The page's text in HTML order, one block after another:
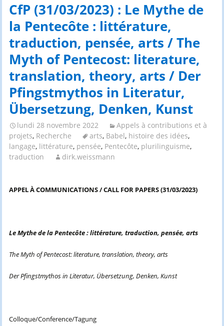
CfP (31/03/2023) : Le Mythe de
la Pentecôte : littérature,
traduction, pensée, arts / The
Myth of Pentecost: literature,
translation, theory, arts / Der
Pfingstmythos in Literatur,
Übersetzung, Denken, Kunst
lundi 28 novembre 2022
Appels à contributions et à
projets, Recherche arts, Babel, histoire des idées,
langage, littérature, pensée, Pentecôte, plurilinguisme,
traduction
dirk.weissmann
APPEL À COMMUNICATIONS / CALL FOR PAPERS (31/03/2023)
Le Mythe de la Pentecôte : littérature, traduction, pensée, arts
The Myth of Pentecost: literature, translation, theory, arts
Der Pfingstmythos in Literatur, Übersetzung, Denken, Kunst
Colloque/Conference/Tagung